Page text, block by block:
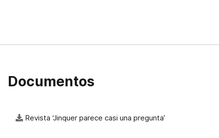
Documentos
Revista ‘Jinquer parece casi una pregunta’